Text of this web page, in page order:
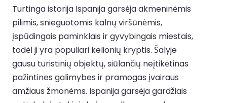
Turtinga istorija Ispanija garsėja akmeninėmis
pilimis, snieguotomis kalnų viršūnėmis,
įspūdingais paminklais ir gyvybingais miestais,
todėl ji yra populiari kelionių kryptis. Šalyje
gausu turistinių objektų, siūlančių neįtikėtinas
pažintines galimybes ir pramogas įvairaus
amžiaus žmonėms. Ispanija garsėja gardžiais